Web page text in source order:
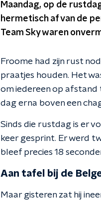
Maandag, op de
hermetisch af van de
Team Sky waren
Froome had zijn rust
praatjes houden. Het
om iedereen op afstand
dag erna boven een
Sinds die rustdag is er
keer gesprint. Er werd
bleef precies 18
Aan tafel bij de
Maar gisteren zat hij